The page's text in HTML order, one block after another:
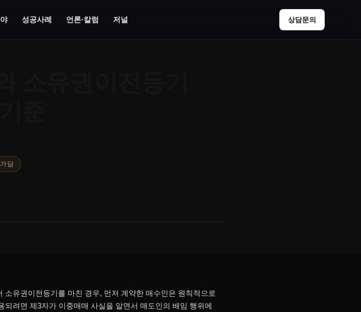
성공사례 언론·칼럼 저널 상담문의
담
유권이전등기를 마친 경우, 먼저 계약한 매수인은 원칙적으로
려면 제3자가 이중매매 사실을 알면서 매도인의 배임 행위에